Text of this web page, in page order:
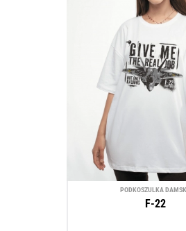
PODKOSZULKA
F-22